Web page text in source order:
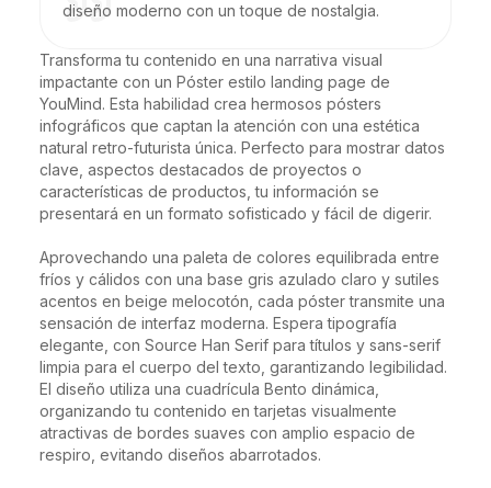
diseño moderno con un toque de nostalgia.
Transforma tu contenido en una narrativa visual
impactante con un Póster estilo landing page de
YouMind. Esta habilidad crea hermosos pósters
infográficos que captan la atención con una estética
natural retro-futurista única. Perfecto para mostrar datos
clave, aspectos destacados de proyectos o
características de productos, tu información se
presentará en un formato sofisticado y fácil de digerir.
Aprovechando una paleta de colores equilibrada entre
fríos y cálidos con una base gris azulado claro y sutiles
acentos en beige melocotón, cada póster transmite una
sensación de interfaz moderna. Espera tipografía
elegante, con Source Han Serif para títulos y sans-serif
limpia para el cuerpo del texto, garantizando legibilidad.
El diseño utiliza una cuadrícula Bento dinámica,
organizando tu contenido en tarjetas visualmente
atractivas de bordes suaves con amplio espacio de
respiro, evitando diseños abarrotados.